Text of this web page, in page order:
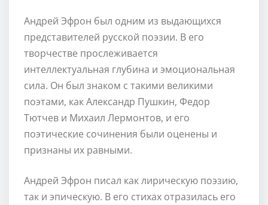
Андрей Эфрон был одним из выдающихся
представителей русской поэзии. В его
творчестве прослеживается
интеллектуальная глубина и эмоциональная
сила. Он был знаком с такими великими
поэтами, как Александр Пушкин, Федор
Тютчев и Михаил Лермонтов, и его
поэтические сочинения были оценены и
признаны их равными.
Андрей Эфрон писал как лирическую поэзию,
так и эпическую. В его стихах отразилась его